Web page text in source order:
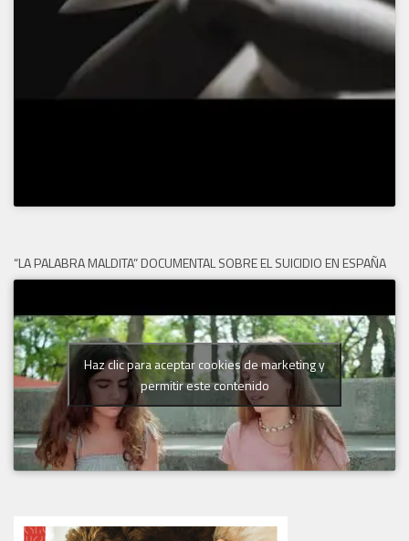
“LA PALABRA MALDITA” DOCUMENTAL SOBRE EL SUICIDIO EN ESPAÑA
Haz clic para aceptar cookies de marketing y
permitir este contenido